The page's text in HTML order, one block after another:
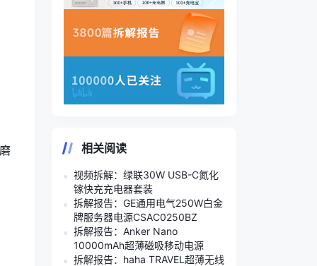
相关阅读
视频拆解：绿联30W USB-C氮化
镓快充充电器套装
拆解报告：GE通用电气250W白金
牌服务器电源CSAC0250BZ
拆解报告：Anker Nano
10000mAh超薄磁吸移动电源
拆解报告：haha TRAVEL超薄无线